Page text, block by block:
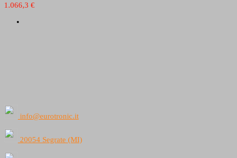
1.066,3 €
info@eurotronic.it
20054 Segrate (MI)